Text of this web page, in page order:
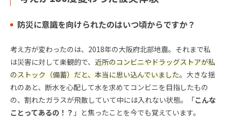
防災に意識を向けられたのはいつ頃からですか？
考え方が変わったのは、2018年の大阪府北部地震。それまで私
は災害に対して楽観的で、 近所のコンビニやドラッグストアが私
のストック（備蓄）だと、本当に思い込んでいました。大きな揺
れのあと、断水を心配して水を求めてコンビニを目指したもの
の、割れたガラスが飛散していて中には入れない状態。「こんな
ことってあるの！？ 」と焦ったことを今でも覚えています。